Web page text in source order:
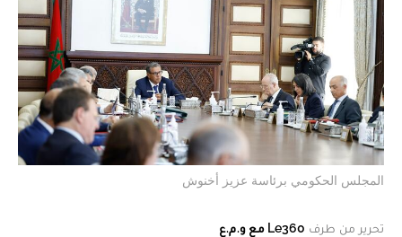
المجلس الحكومي برئاسة عزيز أخنوش
تحرير من طرف Le360 مع و.م.ع